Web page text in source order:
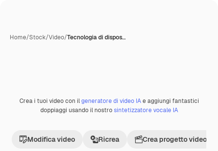
Home/Stock/Video/Tecnologia di dispos…
Premium
Crea i tuoi video con ilgeneratore di video IAe aggiungi fantastici
doppiaggi usando il nostrosintetizzatore vocale IA
Modifica video Ricrea Crea progetto video